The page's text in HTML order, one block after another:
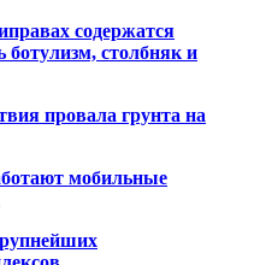
содержатся
столбняк и
провала грунта на
мобильные